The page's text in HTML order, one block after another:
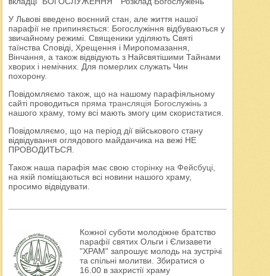
У Львові введено воєнний стан, але життя нашої
парафії не припиняється: Богослужіння відбуваються у
звичайному режимі. Священики уділяють Святі
таїнства Сповіді, Хрещення і Миропомазання,
Вінчання, а також відвідують з Найсвятішими Тайнами
хворих і немічних. Для померлих служать Чин
похорону.
Повідомляємо також, що на нашому парафіяльному
сайті проводиться пряма трансляція Богослужіньз
нашого храму, тому всі мають змогу цим скористатися.
Повідомляємо, що на період дії військового стану
відвідування оглядового майданчика на вежі НЕ
ПРОВОДИТЬСЯ.
Також наша парафія має свою сторінку на Фейсбуці,
на якій поміщаються всі новини нашого храму,
просимо відвідувати.
Кожної суботи молодіжне братство
парафії святих Ольги і Єлизавети
"ХРАМ" запрошує молодь на зустрічі
та спільні молитви. Збиратися о
16.00 в захристії храму